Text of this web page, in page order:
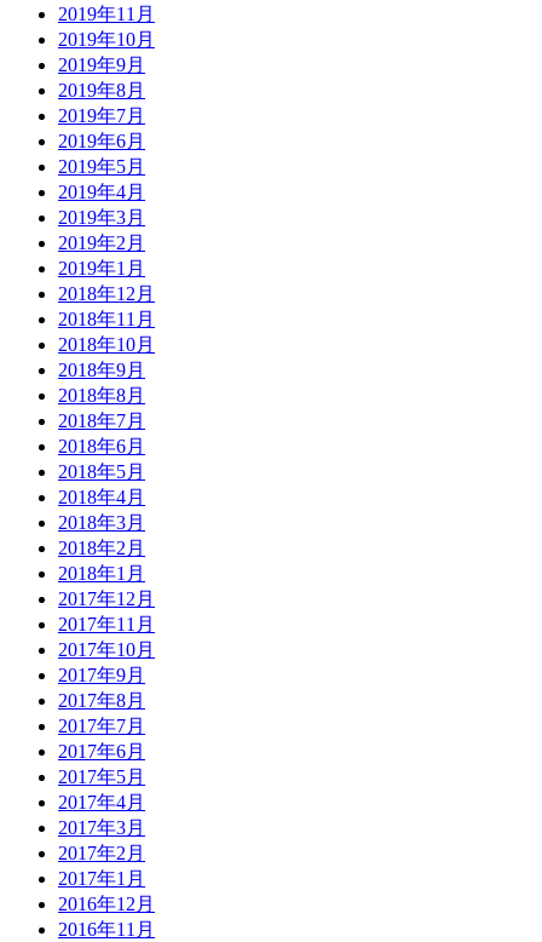
2019年11月
2019年10月
2019年9月
2019年8月
2019年7月
2019年6月
2019年5月
2019年4月
2019年3月
2019年2月
2019年1月
2018年12月
2018年11月
2018年10月
2018年9月
2018年8月
2018年7月
2018年6月
2018年5月
2018年4月
2018年3月
2018年2月
2018年1月
2017年12月
2017年11月
2017年10月
2017年9月
2017年8月
2017年7月
2017年6月
2017年5月
2017年4月
2017年3月
2017年2月
2017年1月
2016年12月
2016年11月